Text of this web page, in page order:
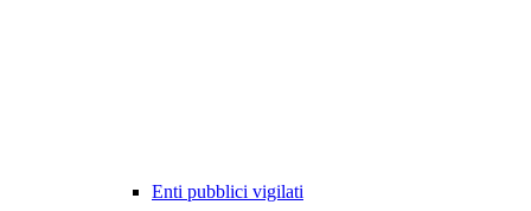
Enti pubblici vigilati